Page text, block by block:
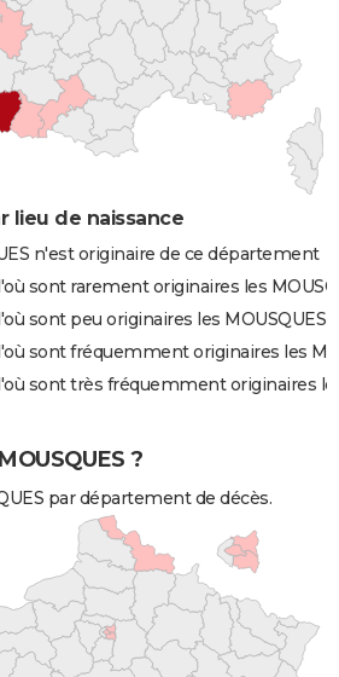
lieu de naissance
n'est originaire de ce département
sont rarement originaires les
sont peu originaires les MOUSQUES
sont fréquemment originaires les
sont très fréquemment originaires
?
par département de décès.